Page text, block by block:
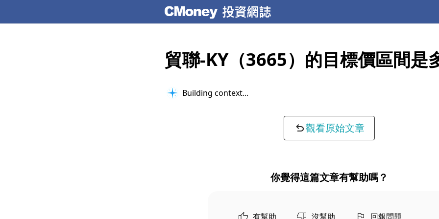
貿聯-KY（3665）的目標價區間是
Building context...
觀看原始文章
你覺得這篇文章有幫助嗎？
有幫助 沒幫助 回報問題